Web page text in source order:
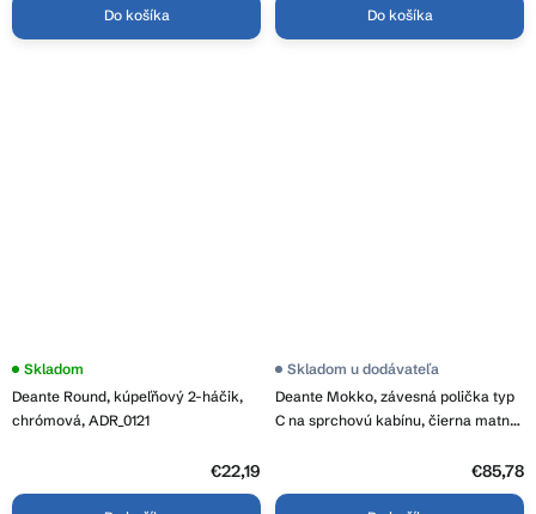
Do košíka Do košíka
Deante Round, kúpeľňový 2-háčik,
chrómová, ADR_0121
Skladom
€22,19
Deante Mokko, závesná polička typ
C na sprchovú kabínu, čierna matná,
Skladom u dodávateľa
€85,78